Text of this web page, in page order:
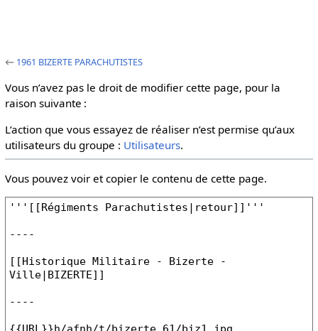
← 1961 BIZERTE PARACHUTISTES
Vous n’avez pas le droit de modifier cette page, pour la
raison suivante :
L’action que vous essayez de réaliser n’est permise qu’aux
utilisateurs du groupe : Utilisateurs.
Vous pouvez voir et copier le contenu de cette page.